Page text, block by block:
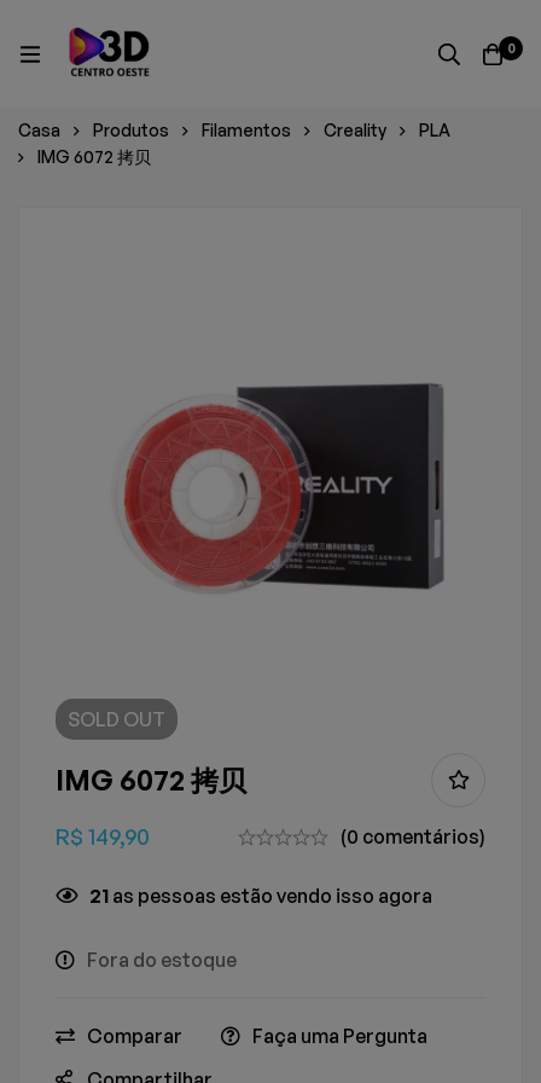
0
Casa Produtos Filamentos Creality
PLA
IMG 6072 拷贝
SOLD OUT
IMG 6072 拷贝
R$ 149,90 (0 comentários)
21 as pessoas estão vendo isso agora
Fora do estoque
Comparar
Faça uma Pergunta